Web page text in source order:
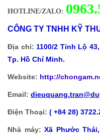
HOTLINE/ZALO: 0
CÔNG TY TNHH KỸ
Địa chỉ: 1100/2 Tỉnh Lộ
Tp. Hồ Chí Minh.
Website: http://
Email:
Điện Thoại: ( +84 28)
Nhà máy: Xã Phước